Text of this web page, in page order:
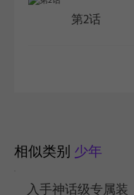
第2话
相似类别 少年
入手神话级专属装